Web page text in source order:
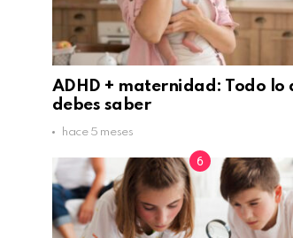
ADHD + maternidad: Todo lo
debes saber
hace 5 meses